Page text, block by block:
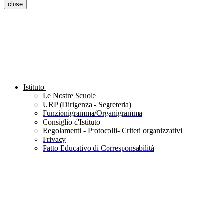
close
Istituto
Le Nostre Scuole
URP (Dirigenza - Segreteria)
Funzionigramma/Organigramma
Consiglio d'Istituto
Regolamenti - Protocolli- Criteri organizzativi
Privacy
Patto Educativo di Corresponsabilità